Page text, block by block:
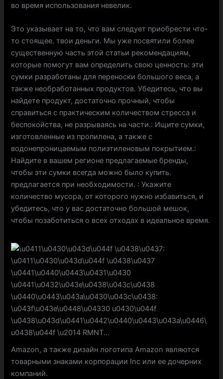
во время использования невелик.
Это указывает на то, что вам следует приобрести что-
то стоящее. твои деньги. Мы уже посвятили более
существенную часть этой статьи рекомендациям,
которые помогут вам определить свою ценность: эти
сумки разработаны для переноски большого веса, а
также необработанных продуктов. Убедитесь, что вы
найдете продукт, достаточно прочный, чтобы
справиться с практическим количеством стресса и
беспокойства, не разрываясь на части.: Ищите сумки,
изготовленные из пропилена, а также с
водонепроницаемым полиэтиленовым покрытием.:
Найдите в вашем регионе предлагаемые бренды,
чтобы эти сумки всегда можно было купить.
предлагается при необходимости. : Укажите
количество мусора, от которого нужно избавиться, и
убедитесь, что у вас достаточно большой мешок,
чтобы позаботиться о всех отходах в идеальное время.
Amazon, а также дизайн логотипа Amazon являются
товарными знаками корпорации Inc или ее дочерних
компаний.